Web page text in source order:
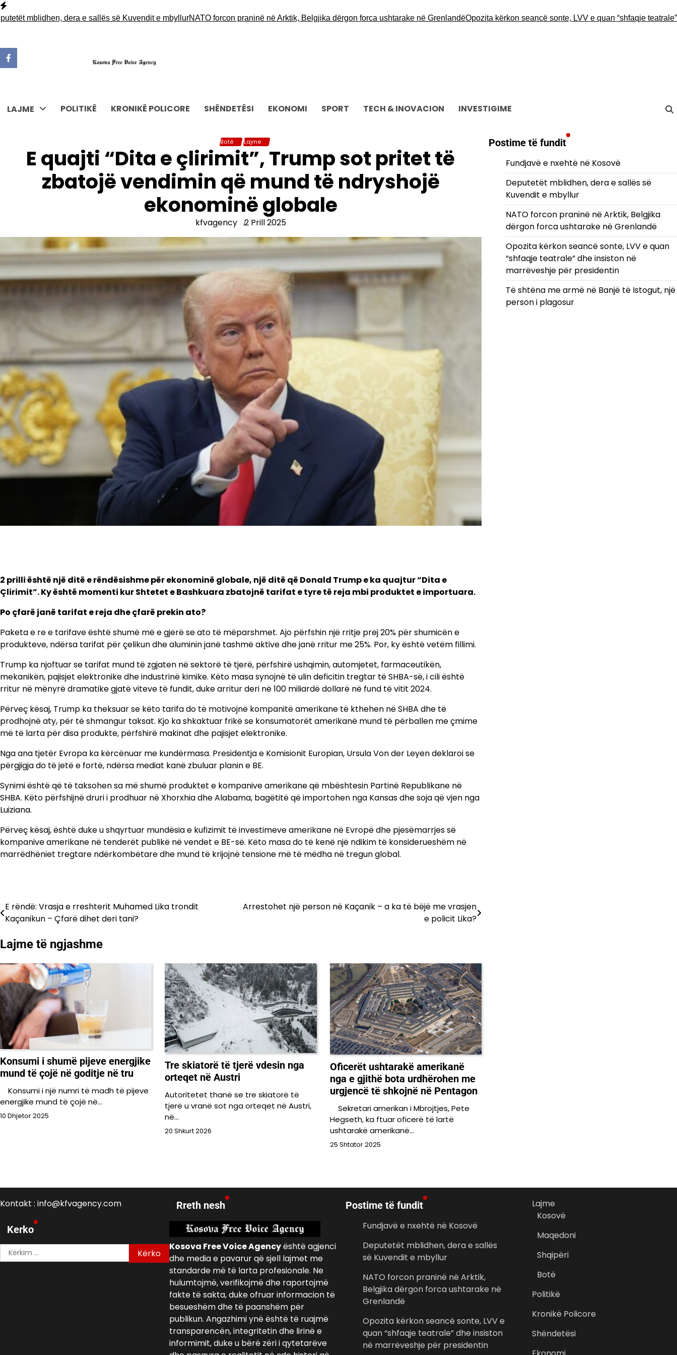
Skip
tomblidhen, dera e sallës së Kuvendit e mbyllurNATO forcon praninë në Arktik, Belgjika dërgon forca ushtarake në GrenlandëOpozita kërkon seancë sonte, LVV e quan “shfaqje teatrale” dhe
LAJME POLITIKË KRONIKË POLICORE SHËNDETËSI EKONOMI SPORT TECH & INOVACION INVESTIGIME
Botë Lajme
E quajti “Dita e çlirimit”, Trump sot pritet të
zbatojë vendimin që mund të ndryshojë
ekonominë globale
kfvagency 2 Prill 2025
2 prilli është një ditë e rëndësishme për ekonominë globale, një ditë që Donald Trump e ka quajtur “Dita e
Çlirimit”. Ky është momenti kur Shtetet e Bashkuara zbatojnë tarifat e tyre të reja mbi produktet e importuara.
Po çfarë janë tarifat e reja dhe çfarë prekin ato?
Paketa e re e tarifave është shumë më e gjerë se ato të mëparshmet. Ajo përfshin një rritje prej 20% për shumicën e
produkteve, ndërsa tarifat për çelikun dhe aluminin janë tashmë aktive dhe janë rritur me 25%. Por, ky është vetëm fillimi.
Trump ka njoftuar se tarifat mund të zgjaten në sektorë të tjerë, përfshirë ushqimin, automjetet, farmaceutikën,
mekanikën, pajisjet elektronike dhe industrinë kimike. Këto masa synojnë të ulin deficitin tregtar të SHBA-së, i cili është
rritur në mënyrë dramatike gjatë viteve të fundit, duke arritur deri në 100 miliardë dollarë në fund të vitit 2024.
Përveç kësaj, Trump ka theksuar se këto tarifa do të motivojnë kompanitë amerikane të kthehen në SHBA dhe të
prodhojnë aty, për të shmangur taksat. Kjo ka shkaktuar frikë se konsumatorët amerikanë mund të përballen me çmime
më të larta për disa produkte, përfshirë makinat dhe pajisjet elektronike.
Nga ana tjetër Evropa ka kërcënuar me kundërmasa. Presidentja e Komisionit Europian, Ursula Von der Leyen deklaroi se
përgjigja do të jetë e fortë, ndërsa mediat kanë zbuluar planin e BE.
Synimi është që të taksohen sa më shumë produktet e kompanive amerikane që mbështesin Partinë Republikane në
SHBA. Këto përfshijnë druri i prodhuar në Xhorxhia dhe Alabama, bagëtitë që importohen nga Kansas dhe soja që vjen nga
Luiziana.
Përveç kësaj, është duke u shqyrtuar mundësia e kufizimit të investimeve amerikane në Evropë dhe pjesëmarrjes së
kompanive amerikane në tenderët publikë në vendet e BE-së. Këto masa do të kenë një ndikim të konsiderueshëm në
marrëdhëniet tregtare ndërkombëtare dhe mund të krijojnë tensione më të mëdha në tregun global.
Lëvizje
postimet
E rëndë: Vrasja e rreshterit Muhamed Lika trondit
Kaçanikun – Çfarë dihet deri tani?
Arrestohet një person në Kaçanik – a ka të bëjë me vrasjen
e policit Lika?
Lajme të ngjashme
Konsumi i shumë pijeve energjike
mund të çojë në goditje në tru
Konsumi i një numri të madh të pijeve
energjike mund të çojë në…
10 Dhjetor 2025
Tre skiatorë të tjerë vdesin nga
orteqet në Austri
Autoritetet thanë se tre skiatorë të
tjerë u vranë sot nga orteqet në Austri,
në…
20 Shkurt 2026
Oficerët ushtarakë amerikanë
nga e gjithë bota urdhërohen me
urgjencë të shkojnë në Pentagon
Sekretari amerikan i Mbrojtjes, Pete
Hegseth, ka ftuar oficerë të lartë
ushtarakë amerikanë…
25 Shtator 2025
Postime të fundit
Fundjavë e nxehtë në Kosovë
Deputetët mblidhen, dera e sallës së
Kuvendit e mbyllur
NATO forcon praninë në Arktik, Belgjika
dërgon forca ushtarake në Grenlandë
Opozita kërkon seancë sonte, LVV e quan
“shfaqje teatrale” dhe insiston në
marrëveshje për presidentin
Të shtëna me armë në Banjë të Istogut, një
person i plagosur
Kontakt : info@kfvagency.com
Kerko
Kërko
për:
Rreth nesh
Kosova Free Voice Agencyështë agjenci
dhe media e pavarur që sjell lajmet me
standarde më të larta profesionale. Ne
hulumtojmë, verifikojmë dhe raportojmë
fakte të sakta, duke ofruar informacion të
besueshëm dhe të paanshëm për
publikun. Angazhimi ynë është të ruajmë
transparencën, integritetin dhe lirinë e
informimit, duke u bërë zëri i qytetarëve
Postime të fundit
Fundjavë e nxehtë në Kosovë
Deputetët mblidhen, dera e sallës
së Kuvendit e mbyllur
NATO forcon praninë në Arktik,
Belgjika dërgon forca ushtarake në
Grenlandë
Opozita kërkon seancë sonte, LVV e
quan “shfaqje teatrale” dhe insiston
në marrëveshje për presidentin
Lajme
Kosovë
Maqedoni
Shqipëri
Botë
Politikë
Kronikë Policore
Shëndetësi